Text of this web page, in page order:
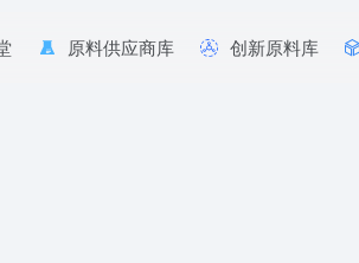
原料供应商库 创新原料库